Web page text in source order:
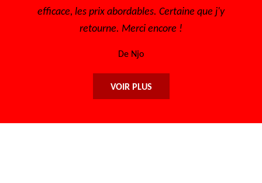
efficace, les prix abordables. Certaine que j'y
retourne. Merci encore !
De Njo
VOIR PLUS